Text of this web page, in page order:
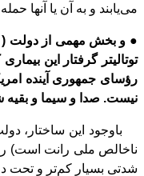
مییابند و به آن یا آنها
● و بخش مهمی از دولت (
توتالیتر گرفتار این
رؤسای جمهوری آینده
نیست. صدا و سیما و بقیه
باوجود این ساختار،
ناخالص ملی رانت است)
شدتی بسیار کمتر و تحت